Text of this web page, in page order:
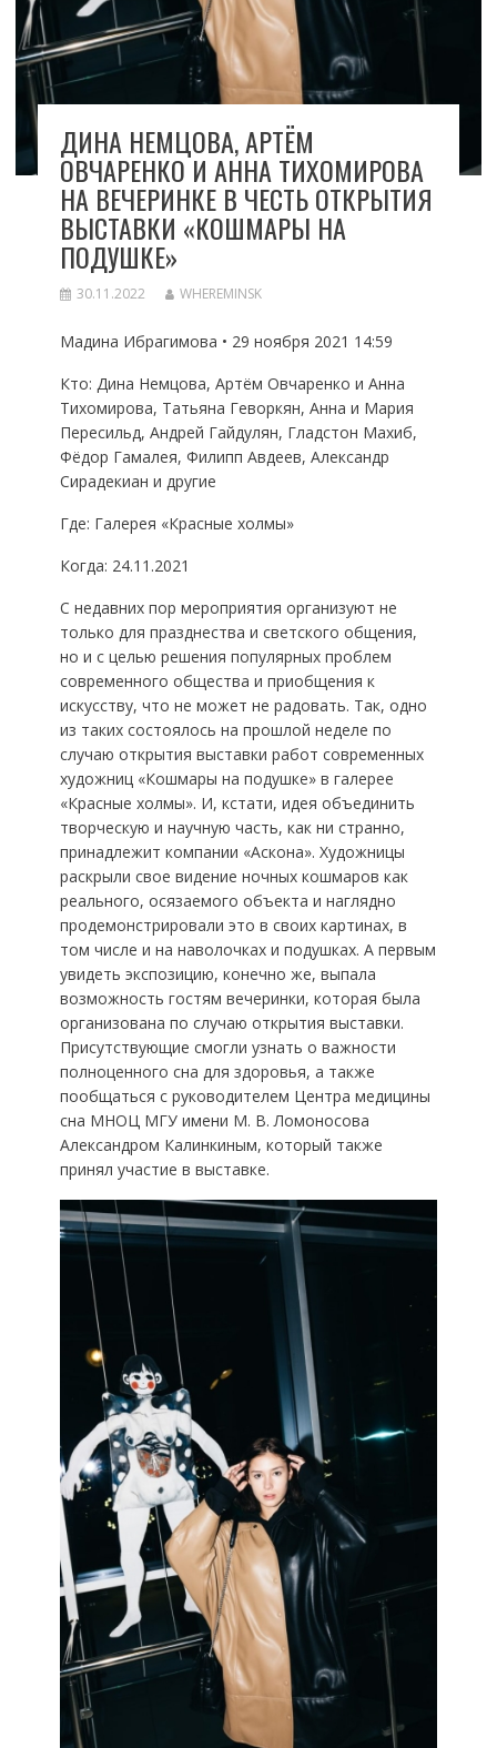
ДИНА НЕМЦОВА, АРТЁМ
ОВЧАРЕНКО И АННА ТИХОМИРОВА
НА ВЕЧЕРИНКЕ В ЧЕСТЬ ОТКРЫТИЯ
ВЫСТАВКИ «КОШМАРЫ НА
ПОДУШКЕ»
30.11.2022 WHEREMINSK
Мадина Ибрагимова • 29 ноября 2021 14:59
Кто: Дина Немцова, Артём Овчаренко и Анна
Тихомирова, Татьяна Геворкян, Анна и Мария
Пересильд, Андрей Гайдулян, Гладстон Махиб,
Фёдор Гамалея, Филипп Авдеев, Александр
Сирадекиан и другие
Где: Галерея «Красные холмы»
Когда: 24.11.2021
С недавних пор мероприятия организуют не
только для празднества и светского общения,
но и с целью решения популярных проблем
современного общества и приобщения к
искусству, что не может не радовать. Так, одно
из таких состоялось на прошлой неделе по
случаю открытия выставки работ современных
художниц «Кошмары на подушке» в галерее
«Красные холмы». И, кстати, идея объединить
творческую и научную часть, как ни странно,
принадлежит компании «Аскона». Художницы
раскрыли свое видение ночных кошмаров как
реального, осязаемого объекта и наглядно
продемонстрировали это в своих картинах, в
том числе и на наволочках и подушках. А первым
увидеть экспозицию, конечно же, выпала
возможность гостям вечеринки, которая была
организована по случаю открытия выставки.
Присутствующие смогли узнать о важности
полноценного сна для здоровья, а также
пообщаться с руководителем Центра медицины
сна МНОЦ МГУ имени М. В. Ломоносова
Александром Калинкиным, который также
принял участие в выставке.